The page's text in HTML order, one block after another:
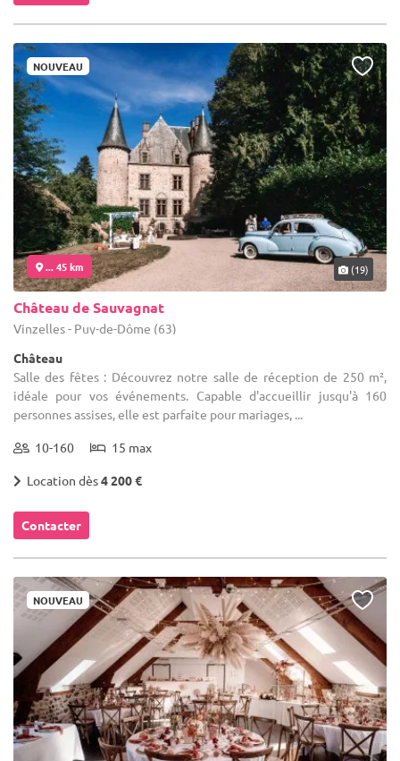
NOUVEAU
... 45 km (19)
Château de Sauvagnat
Vinzelles - Puy-de-Dôme (63)
Château
Salle des fêtes : Découvrez notre salle de réception de 250 m²,
idéale pour vos événements. Capable d'accueillir jusqu'à 160
personnes assises, elle est parfaite pour mariages, ...
10-160 15 max
Location dès4 200 €
Contacter
NOUVEAU